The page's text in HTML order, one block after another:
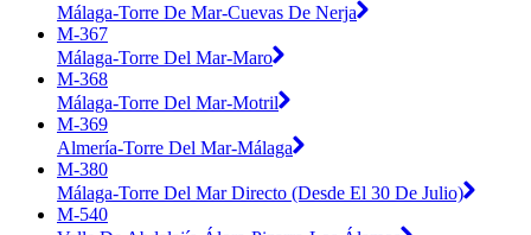
Málaga-Torre De Mar-Cuevas De Nerja
M-367
Málaga-Torre Del Mar-Maro
M-368
Málaga-Torre Del Mar-Motril
M-369
Almería-Torre Del Mar-Málaga
M-380
Málaga-Torre Del Mar Directo (Desde El 30 De Julio)
M-540